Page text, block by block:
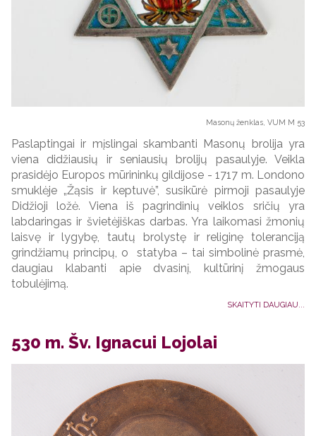
Masonų ženklas, VUM M 53
Paslaptingai ir mįslingai skambanti Masonų brolija yra
viena didžiausių ir seniausių brolijų pasaulyje. Veikla
prasidėjo Europos mūrininkų gildijose - 1717 m. Londono
smuklėje „Žąsis ir keptuvė”, susikūrė pirmoji pasaulyje
Didžioji ložė. Viena iš pagrindinių veiklos sričių yra
labdaringas ir švietėjiškas darbas. Yra laikomasi žmonių
laisvę ir lygybę, tautų brolystę ir religinę toleranciją
grindžiamų principų, o statyba – tai simbolinė prasmė,
daugiau klabanti apie dvasinį, kultūrinį žmogaus
tobulėjimą.
SKAITYTI DAUGIAU...
530 m. Šv. Ignacui Lojolai